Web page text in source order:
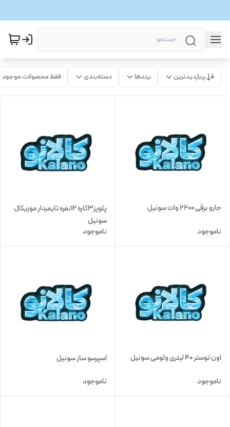
پربازدیدترین برندها دسته‌بندی فقط محصولات موجود
جارو برقی 2200 وات سونیل
ناموجود
پلوپز3کاره 12نفره تایمردار موزیکال
سونیل
ناموجود
اون توستر 40 لیتری ولومی سونیل
ناموجود
اسپرسو ساز سونیل
ناموجود